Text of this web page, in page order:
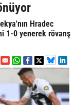
Hradec
1-0 yenerek rövanş